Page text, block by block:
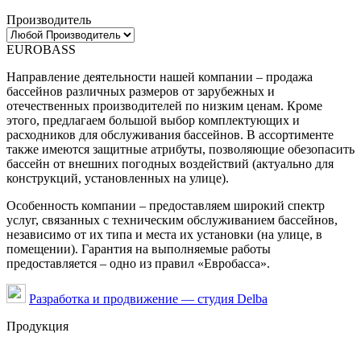
Производитель
EUROBASS
Направление деятельности нашей компании – продажа
бассейнов различных размеров от зарубежных и
отечественных производителей по низким ценам. Кроме
этого, предлагаем большой выбор комплектующих и
расходников для обслуживания бассейнов. В ассортименте
также имеются защитные атрибуты, позволяющие обезопасить
бассейн от внешних погодных воздействий (актуально для
конструкций, установленных на улице).
Особенность компании – предоставляем широкий спектр
услуг, связанных с техническим обслуживанием бассейнов,
независимо от их типа и места их установки (на улице, в
помещении). Гарантия на выполняемые работы
предоставляется – одно из правил «Евробасса».
Разработка и продвижение — студия Delba
Продукция